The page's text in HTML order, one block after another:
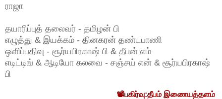
ராஜா
தயாரிப்புத் தலைவர் - தமிழன் பி
எழுத்து & இயக்கம் - தினகரன் தண்டபாணி
ஒளிப்பதிவு - சூர்யபிரகாஷ் பி & தீபன் எம்
எடிட்டிங் & ஆடியோ கலவை - சஞ்சய் என் & சூர்யபிரகாஷ்
பி
📽பகிர்வு:தீபம் இணையத்தளம்